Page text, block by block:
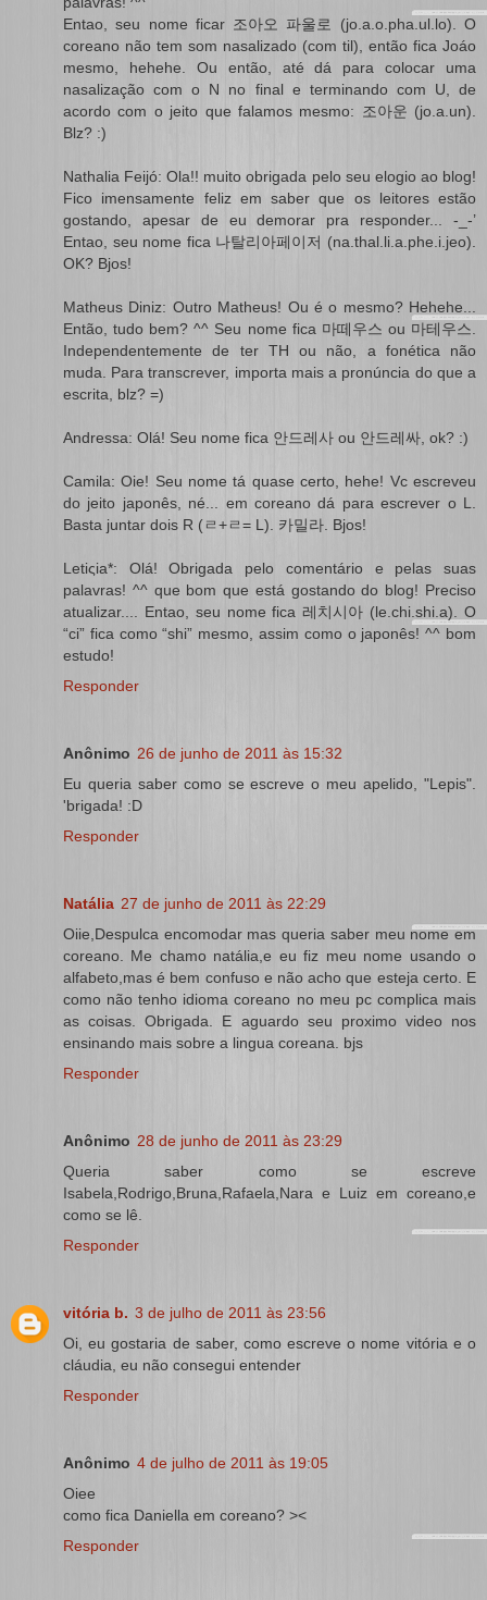
Entao, seu nome ficar 조아오 파울로 (jo.a.o.pha.ul.lo). O
coreano não tem som nasalizado (com til), então fica Joáo
mesmo, hehehe. Ou então, até dá para colocar uma
nasalização com o N no final e terminando com U, de
acordo com o jeito que falamos mesmo: 조아운 (jo.a.un).
Blz? :)
Nathalia Feijó: Ola!! muito obrigada pelo seu elogio ao blog!
Fico imensamente feliz em saber que os leitores estão
gostando, apesar de eu demorar pra responder... -_-’
Entao, seu nome fica 나탈리아페이저 (na.thal.li.a.phe.i.jeo).
OK? Bjos!
Matheus Diniz: Outro Matheus! Ou é o mesmo? Hehehe...
Então, tudo bem? ^^ Seu nome fica 마떼우스 ou 마테우스.
Independentemente de ter TH ou não, a fonética não
muda. Para transcrever, importa mais a pronúncia do que a
escrita, blz? =)
Andressa: Olá! Seu nome fica 안드레사 ou 안드레싸, ok? :)
Camila: Oie! Seu nome tá quase certo, hehe! Vc escreveu
do jeito japonês, né... em coreano dá para escrever o L.
Basta juntar dois R (ㄹ+ㄹ= L). 카밀라. Bjos!
Letiςia*: Olá! Obrigada pelo comentário e pelas suas
palavras! ^^ que bom que está gostando do blog! Preciso
atualizar.... Entao, seu nome fica 레치시아 (le.chi.shi.a). O
“ci” fica como “shi” mesmo, assim como o japonês! ^^ bom
estudo!
Responder
Anônimo 26 de junho de 2011 às 15:32
Eu queria saber como se escreve o meu apelido, "Lepis".
'brigada! :D
Responder
Natália 27 de junho de 2011 às 22:29
Oiie,Despulca encomodar mas queria saber meu nome em
coreano. Me chamo natália,e eu fiz meu nome usando o
alfabeto,mas é bem confuso e não acho que esteja certo. E
como não tenho idioma coreano no meu pc complica mais
as coisas. Obrigada. E aguardo seu proximo video nos
ensinando mais sobre a lingua coreana. bjs
Responder
Anônimo 28 de junho de 2011 às 23:29
Queria saber como se escreve
Isabela,Rodrigo,Bruna,Rafaela,Nara e Luiz em coreano,e
como se lê.
Responder
vitória b. 3 de julho de 2011 às 23:56
Oi, eu gostaria de saber, como escreve o nome vitória e o
cláudia, eu não consegui entender
Responder
Anônimo 4 de julho de 2011 às 19:05
Oiee
como fica Daniella em coreano? ><
Responder